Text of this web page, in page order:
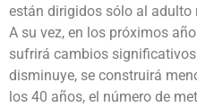
están dirigidos sólo al adulto
A su vez, en los próximos
sufrirá cambios
disminuye, se construirá
los 40 años, el número de